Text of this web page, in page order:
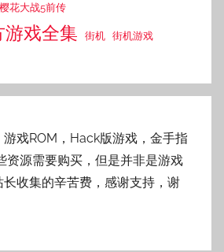
樱花大战5前传
游戏全集 街机 街机游戏
戏ROM，Hack版游戏，金手指
资源需要购买，但是并非是游戏
收集的辛苦费，感谢支持，谢